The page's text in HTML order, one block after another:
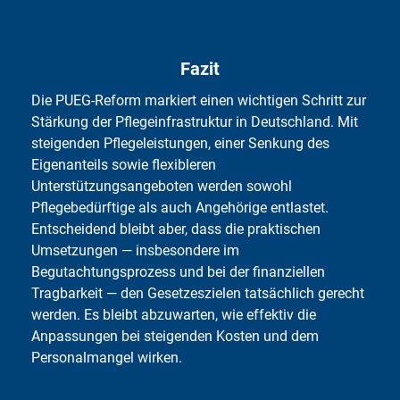
Fa­zit
Die PUEG-Reform markiert einen wichtigen Schritt zur
Stärkung der Pflegeinfrastruktur in Deutschland. Mit
steigenden Pflegeleistungen, einer Senkung des
Eigenanteils sowie flexibleren
Unterstützungsangeboten werden sowohl
Pflegebedürftige als auch Angehörige entlastet.
Entscheidend bleibt aber, dass die praktischen
Umsetzungen — insbesondere im
Begutachtungsprozess und bei der finanziellen
Tragbarkeit — den Gesetzeszielen tatsächlich gerecht
werden. Es bleibt abzuwarten, wie effektiv die
Anpassungen bei steigenden Kosten und dem
Personalmangel wirken.